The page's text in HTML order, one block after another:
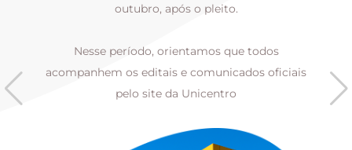
outubro, após o pleito.
Nesse período, orientamos que todos
acompanhem os editais e comunicados oficiais
pelo site da Unicentro